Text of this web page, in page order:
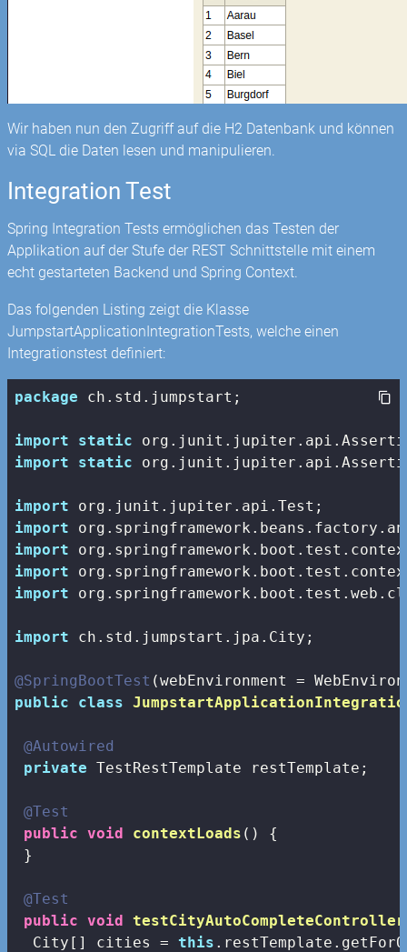
Wir haben nun den Zugriff auf die H2 Datenbank und können
via SQL die Daten lesen und manipulieren.
Integration Test
Spring Integration Tests ermöglichen das Testen der
Applikation auf der Stufe der REST Schnittstelle mit einem
echt gestarteten Backend und Spring Context.
Das folgenden Listing zeigt die Klasse
JumpstartApplicationIntegrationTests, welche einen
Integrationstest definiert:
package ch.std.jumpstart;
import
static
import
static
import
import
import
import
import
import ch.std.jumpstart.jpa.City;
@SpringBootTest
public
class
@Autowired
private TestRestTemplate restTemplate;
@Test
public void contextLoads ()
{
}
@Test
public void testCityAutoCompleteController
  City[] cities =
this